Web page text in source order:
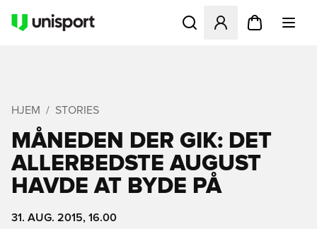
Åbner en Modal til at
HJEM STORIES
MÅNEDEN DER GIK: DET
ALLERBEDSTE AUGUST
HAVDE AT BYDE PÅ
31. AUG. 2015, 16.00